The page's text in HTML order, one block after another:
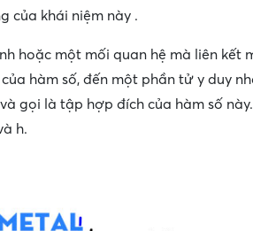
của khái niệm này .
hoặc một mối quan hệ mà liên kết
hàm số, đến một phần tử y duy
gọi là tập hợp đích của hàm số
h.